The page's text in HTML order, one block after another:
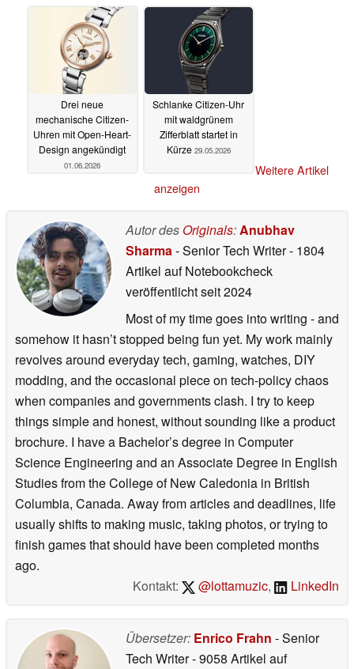
Drei neue
mechanische Citizen-
Uhren mit Open-Heart-
Design angekündigt
01.06.2026
Schlanke Citizen-Uhr
mit waldgrünem
Zifferblatt startet in
Kürze 29.05.2026
Weitere Artikel
anzeigen
Autor des Originals:Anubhav
Sharma- Senior Tech Writer- 1804
Artikel auf Notebookcheck
veröffentlichtseit 2024
Most of my time goes into writing - and
somehow it hasn’t stopped being fun yet. My work mainly
revolves around everyday tech, gaming, watches, DIY
modding, and the occasional piece on tech-policy chaos
when companies and governments clash. I try to keep
things simple and honest, without sounding like a product
brochure. I have a Bachelor’s degree in Computer
Science Engineering and an Associate Degree in English
Studies from the College of New Caledonia in British
Columbia, Canada. Away from articles and deadlines, life
usually shifts to making music, taking photos, or trying to
finish games that should have been completed months
ago.
Kontakt:
@lottamuzic, LinkedIn
Übersetzer: Enrico Frahn - Senior
Tech Writer- 9058 Artikel auf